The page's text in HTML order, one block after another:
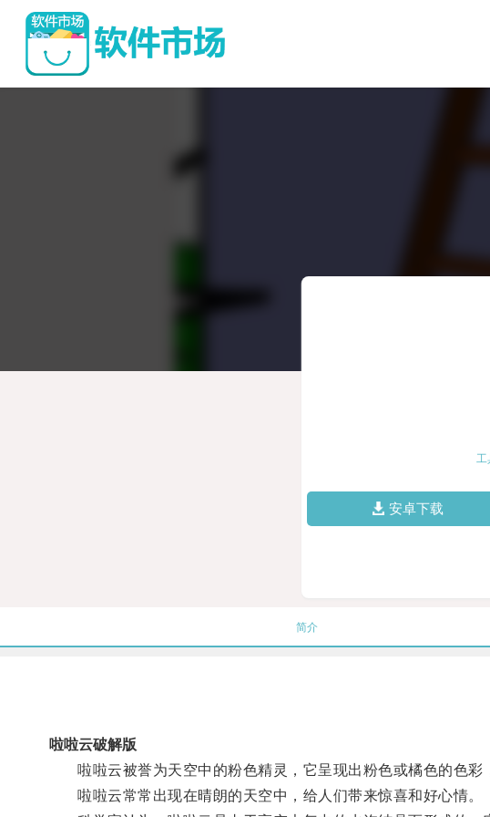
工
安卓下载
简介
啦啦云破解版
啦啦云被誉为天空中的粉色精灵，它呈现出粉色或橘色的色彩
啦啦云常常出现在晴朗的天空中，给人们带来惊喜和好心情。